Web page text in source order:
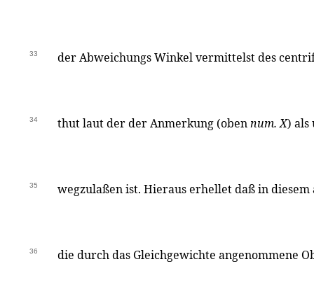
33 der Abweichungs Winkel vermittelst des
34 thut laut der der Anmerkung (obennum. X) als
35 wegzulaßen ist. Hieraus erhellet daß in diesem
36 die durch das Gleichgewichte angenommene